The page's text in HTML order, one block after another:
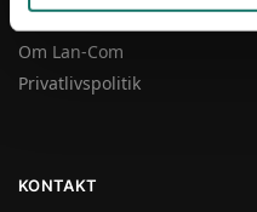
Om Lan-Com
Privatlivspolitik
KONTAKT